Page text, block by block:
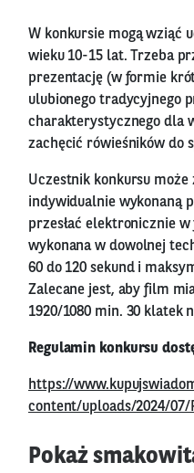
W konkursie mogą wziąć
wieku 10-15 lat. Trzeba
prezentację (w formie
ulubionego tradycyjnego
charakterystycznego dla
zachęcić rówieśników do
Uczestnik konkursu może
indywidualnie wykonaną
przesłać elektronicznie
wykonana w dowolnej
60 do 120 sekund i
Zalecane jest, aby film
1920/1080 min. 30 klatek
Regulamin konkursu
https://
content/uploads/2024/07/
Pokaż